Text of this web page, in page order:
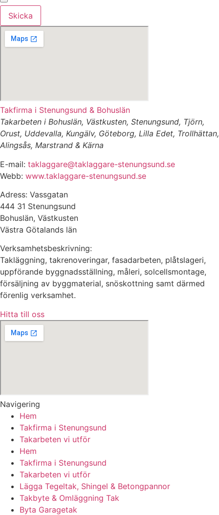
Skicka
Takfirma i Stenungsund & Bohuslän
Takarbeten i Bohuslän, Västkusten, Stenungsund, Tjörn,
Orust, Uddevalla, Kungälv, Göteborg, Lilla Edet, Trollhättan,
Alingsås, Marstrand & Kärna
E-mail: taklaggare@taklaggare-stenungsund.se
Webb: www.taklaggare-stenungsund.se
Adress: Vassgatan
444 31 Stenungsund
Bohuslän, Västkusten
Västra Götalands län
Verksamhetsbeskrivning:
Takläggning, takrenoveringar, fasadarbeten, plåtslageri,
uppförande byggnadsställning, måleri, solcellsmontage,
försäljning av byggmaterial, snöskottning samt därmed
förenlig verksamhet.
Hitta till oss
Navigering
Hem
Takfirma i Stenungsund
Takarbeten vi utför
Hem
Takfirma i Stenungsund
Takarbeten vi utför
Lägga Tegeltak, Shingel & Betongpannor
Takbyte & Omläggning Tak
Byta Garagetak